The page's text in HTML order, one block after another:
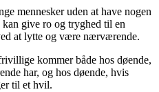
mennesker uden at have nogen
give ro og tryghed til en
at lytte og være nærværende.
kommer både hos døende,
har, og hos døende, hvis
til et hvil.